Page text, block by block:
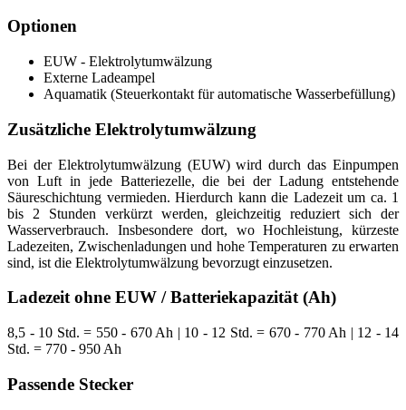
Optionen
EUW - Elektrolytumwälzung
Externe Ladeampel
Aquamatik (Steuerkontakt für automatische Wasserbefüllung)
Zusätzliche Elektrolytumwälzung
Bei der Elektrolytumwälzung (EUW) wird durch das Einpumpen
von Luft in jede Batteriezelle, die bei der Ladung entstehende
Säureschichtung vermieden. Hierdurch kann die Ladezeit um ca. 1
bis 2 Stunden verkürzt werden, gleichzeitig reduziert sich der
Wasserverbrauch. Insbesondere dort, wo Hochleistung, kürzeste
Ladezeiten, Zwischenladungen und hohe Temperaturen zu erwarten
sind, ist die Elektrolytumwälzung bevorzugt einzusetzen.
Ladezeit ohne EUW / Batteriekapazität (Ah)
8,5 - 10 Std. = 550 - 670 Ah | 10 - 12 Std. = 670 - 770 Ah | 12 - 14
Std. = 770 - 950 Ah
Passende Stecker